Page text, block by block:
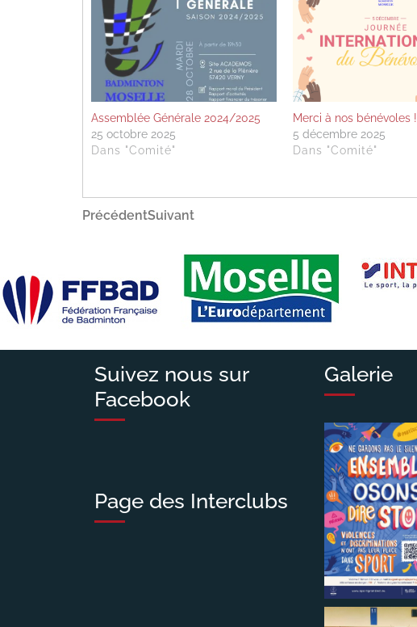
Assemblée Générale 2024/2025
25 octobre 2025
Dans "Comité"
Merci à nos bénévoles !
5 décembre 2025
Dans "Comité"
Navigation
Article
Précédent
Article
Suivant
Suivez nous sur
Facebook
Page des Interclubs
Galerie